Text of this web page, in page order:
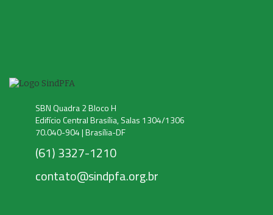
SBN Quadra 2 Bloco H
Edifício Central Brasília, Salas 1304/1306
70.040-904 | Brasília-DF
(61) 3327-1210
contato@sindpfa.org.br